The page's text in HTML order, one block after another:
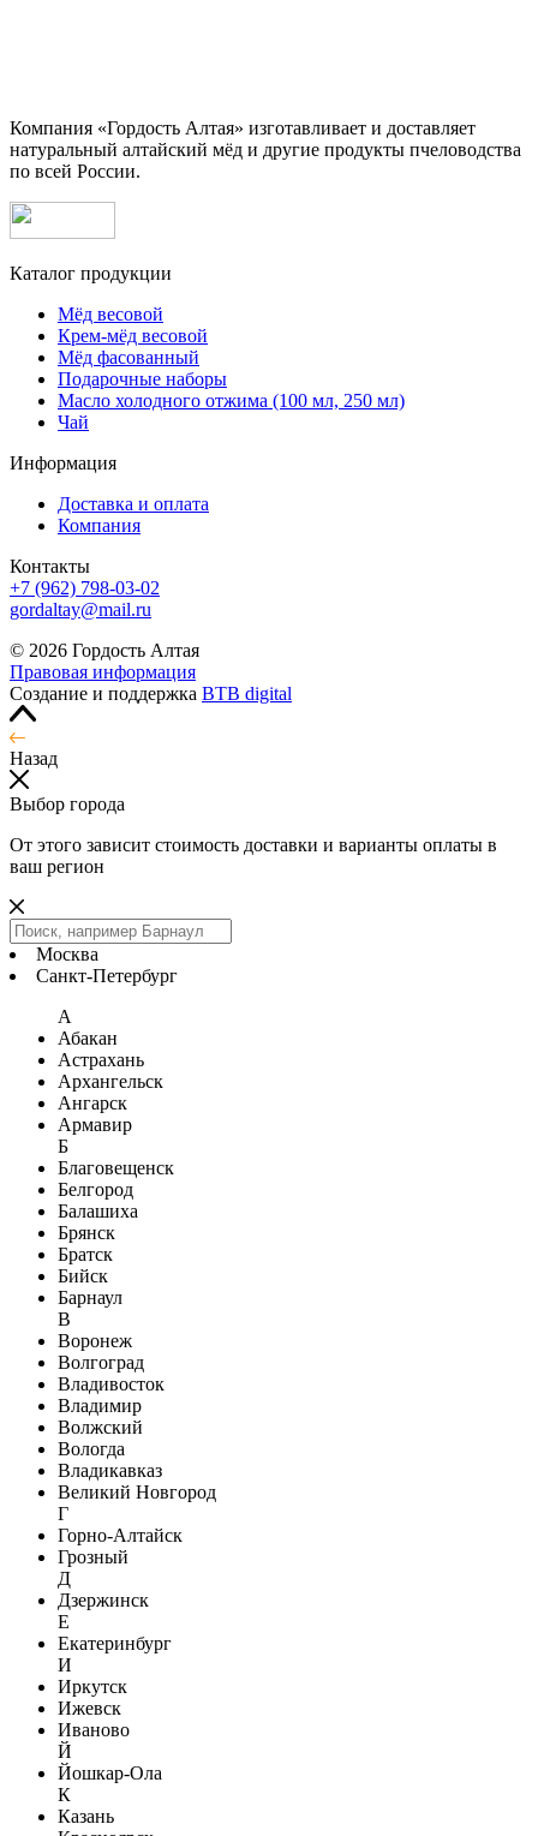
Компания «Гордость Алтая» изготавливает и доставляет
натуральный алтайский мёд и другие продукты пчеловодства
по всей России.
Каталог продукции
Мёд весовой
Крем-мёд весовой
Мёд фасованный
Подарочные наборы
Масло холодного отжима (100 мл, 250 мл)
Чай
Информация
Доставка и оплата
Компания
Контакты
+7 (962) 798-03-02
gordaltay@mail.ru
© 2026 Гордость Алтая
Правовая информация
Создание и поддержка BTB digital
Назад
Выбор города
От этого зависит стоимость доставки и варианты оплаты в
ваш регион
Москва
Санкт-Петербург
А
Абакан
Астрахань
Архангельск
Ангарск
Армавир
Б
Благовещенск
Белгород
Балашиха
Брянск
Братск
Бийск
Барнаул
В
Воронеж
Волгоград
Владивосток
Владимир
Волжский
Вологда
Владикавказ
Великий Новгород
Г
Горно-Алтайск
Грозный
Д
Дзержинск
Е
Екатеринбург
И
Иркутск
Ижевск
Иваново
Й
Йошкар-Ола
К
Казань